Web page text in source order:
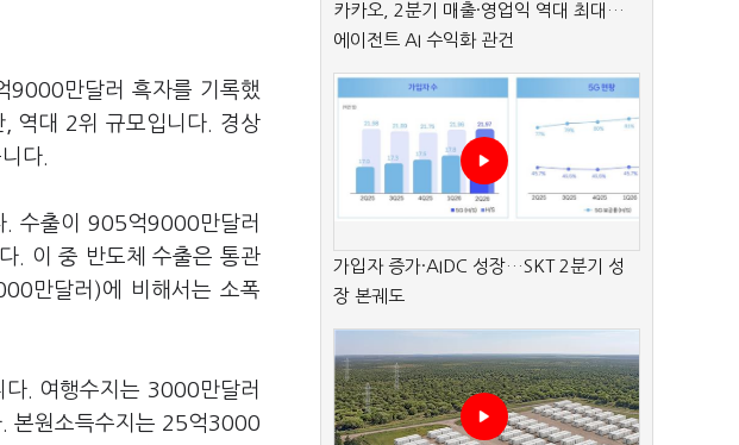
9000만달러 흑자를 기록했
역대 2위 규모입니다. 경상
다.
수출이 905억9000만달러
. 이 중 반도체 수출은 통관
만달러)에 비해서는 소폭
. 여행수지는 3000만달러
본원소득수지는 25억3000
카카오, 2분기 매출·영업익 역대 최대…
에이전트 AI 수익화 관건
가입자 증가·AIDC 성장…SKT 2분기 성
장 본궤도